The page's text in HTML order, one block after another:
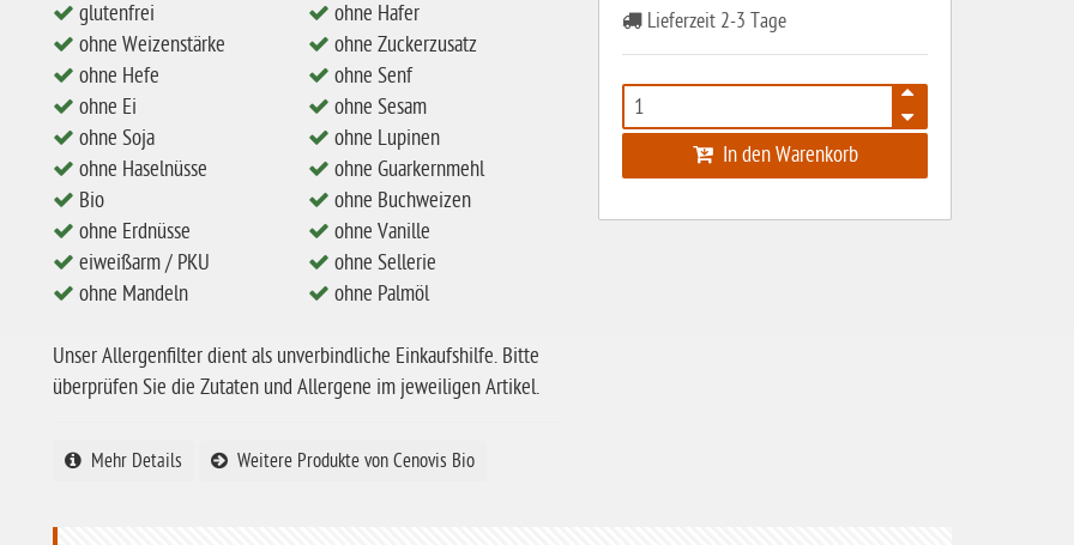
Lieferzeit 2-3 Tage
In den Warenkorb
glutenfrei
ohne Weizenstärke
ohne Hefe
ohne Ei
ohne Soja
ohne Haselnüsse
Bio
ohne Erdnüsse
eiweißarm / PKU
ohne Mandeln
ohne Hafer
ohne Zuckerzusatz
ohne Senf
ohne Sesam
ohne Lupinen
ohne Guarkernmehl
ohne Buchweizen
ohne Vanille
ohne Sellerie
ohne Palmöl
Unser Allergenfilter dient als unverbindliche Einkaufshilfe. Bitte
überprüfen Sie die Zutaten und Allergene im jeweiligen Artikel.
Mehr Details Weitere Produkte von Cenovis Bio